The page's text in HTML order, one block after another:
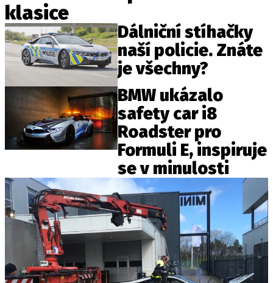
ELEKTRO
NOVINKY ZE SVĚTA EV
TESTY ELEKTROMOBILŮ
TRH S ELEKTROMOBILY
RALLY
OSTATNÍ
TISKOVKY
ROZHOVORY
DAKAR
Z DOMOVA
ZE SVĚTA
MOTORSPORT
PIT LANE
klasice
Dálniční stíhačky
naší policie. Znáte
je všechny?
BMW ukázalo
safety car i8
Roadster pro
Formuli E, inspiruje
se v minulosti